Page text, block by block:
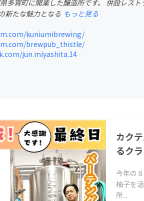
ゲーム・サービス開発
チャレンジ
CAMPFIREふるさと納税
県多賀町に開業した醸造所です。 併設レス
新たな魅力となる もっと見る
kuniumibrewing/
brewpub_thistle/
jun.miyashita.14
カク
るク
今年の
柚子を
所...